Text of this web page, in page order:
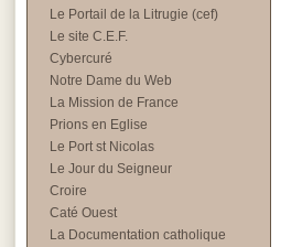
Le Portail de la Litrugie (cef)
Le site C.E.F.
Cybercuré
Notre Dame du Web
La Mission de France
Prions en Eglise
Le Port st Nicolas
Le Jour du Seigneur
Croire
Caté Ouest
La Documentation catholique